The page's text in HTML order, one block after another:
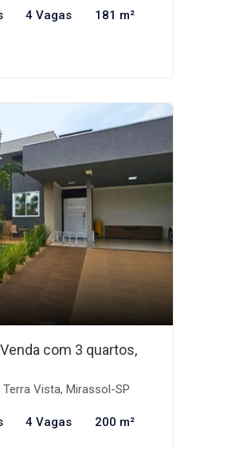
4 Vagas 181 m²
com 3 quartos,
Vista, Mirassol-SP
4 Vagas 200 m²